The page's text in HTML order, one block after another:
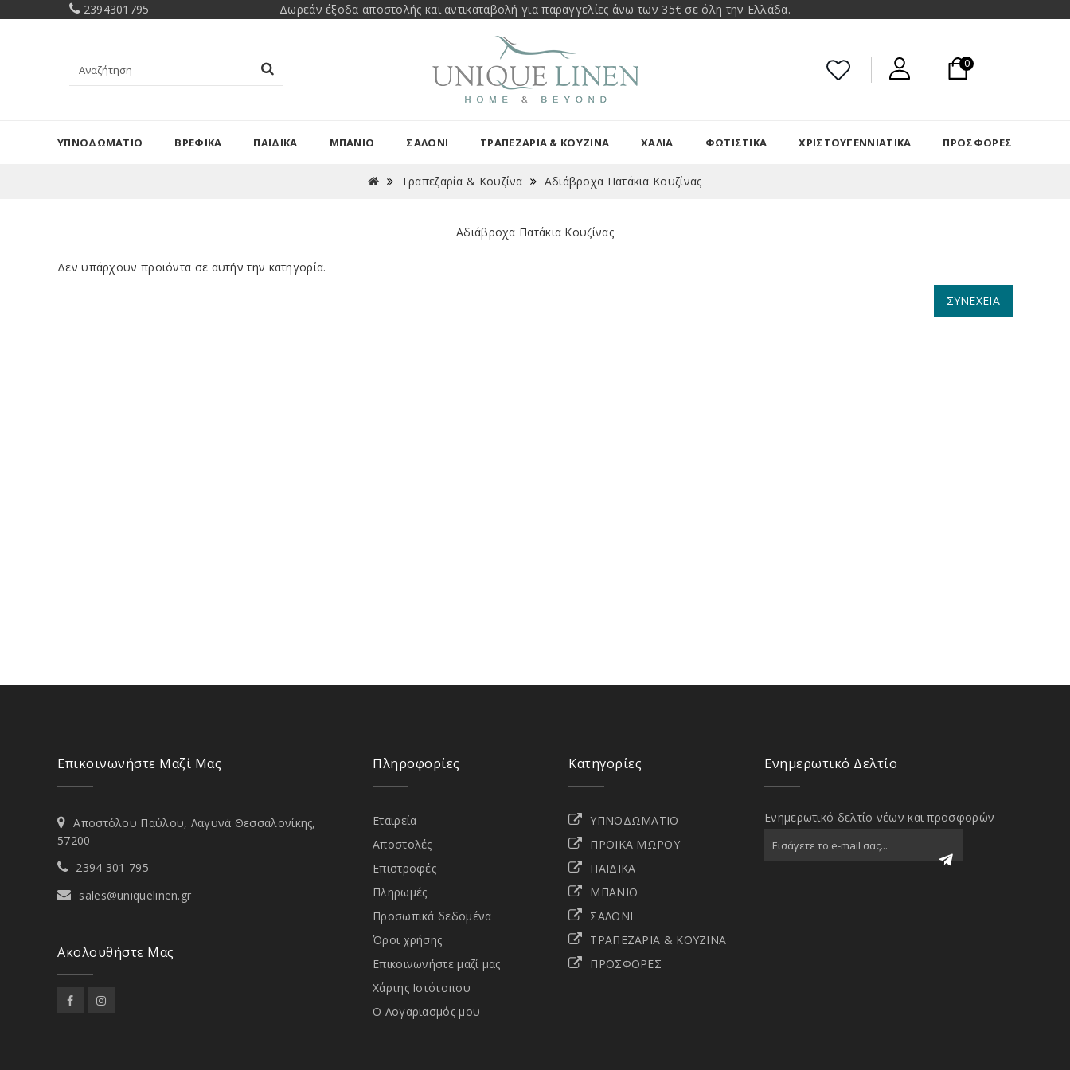
2394301795 Δωρεάν έξοδα αποστολής και αντικαταβολή για παραγγελίες άνω των 35€ σε όλη την Ελλάδα.
0
ΥΠΝΟΔΩΜΑΤΙΟ ΒΡΕΦΙΚΑ ΠΑΙΔΙΚΑ ΜΠΑΝΙΟ ΣΑΛΟΝΙ ΤΡΑΠΕΖΑΡΊΑ & ΚΟΥΖΊΝΑ ΧΑΛΙΑ ΦΩΤΙΣΤΙΚΑ ΧΡΙΣΤΟΥΓΕΝΝΙΆΤΙΚΑ ΠΡΟΣΦΟΡΈΣ
Τραπεζαρία & Κουζίνα Αδιάβροχα Πατάκια Κουζίνας
Αδιάβροχα Πατάκια Κουζίνας
Δεν υπάρχουν προϊόντα σε αυτήν την κατηγορία.
ΣΥΝΈΧΕΙΑ
Επικοινωνήστε Μαζί Μας
Αποστόλου Παύλου, Λαγυνά Θεσσαλονίκης,
57200
2394 301 795
sales@uniquelinen.gr
Ακολουθήστε Μας
Πληροφορίες
Εταιρεία
Αποστολές
Επιστροφές
Πληρωμές
Προσωπικά δεδομένα
Όροι χρήσης
Επικοινωνήστε μαζί μας
Χάρτης Ιστότοπου
Ο Λογαριασμός μου
Κατηγορίες
ΥΠΝΟΔΩΜΑΤΙΟ
ΠΡΟΙΚΑ ΜΩΡΟΥ
ΠΑΙΔΙΚΑ
ΜΠΑΝΙΟ
ΣΑΛΟΝΙ
ΤΡΑΠΕΖΑΡΙΑ & ΚΟΥΖΙΝΑ
ΠΡΟΣΦΟΡΕΣ
Ενημερωτικό Δελτίο
Ενημερωτικό δελτίο νέων και προσφορών